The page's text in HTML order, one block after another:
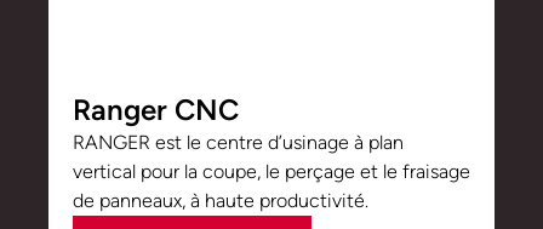
Ranger CNC
RANGER est le centre d’usinage à plan
vertical pour la coupe, le perçage et le fraisage
de panneaux, à haute productivité.